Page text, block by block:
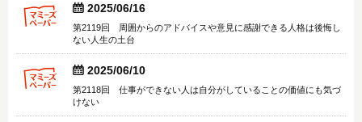
  2025/06/16
第2119回 周囲からのアドバイスや意見に感謝できる人格は後悔し
ない人生の土台
  2025/06/10
第2118回 仕事ができない人は自分がしていることの価値にも気づ
けない